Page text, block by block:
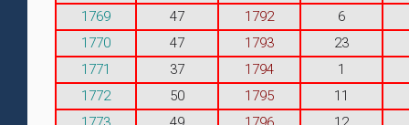
1769
47 1792
6
1770
47 1793
23
1771
37 1794
1
1772
50 1795
11